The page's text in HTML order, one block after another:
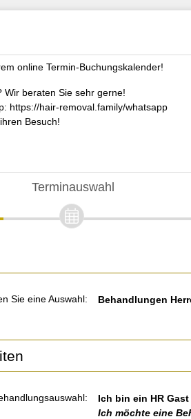
online Termin-Buchungskalender!
Wir beraten Sie sehr gerne!
https://hair-removal.family/whatsapp
Besuch!
Terminauswahl
Sie eine Auswahl: Behandlungen
Ich bin ein HR Gast
Ich möchte eine